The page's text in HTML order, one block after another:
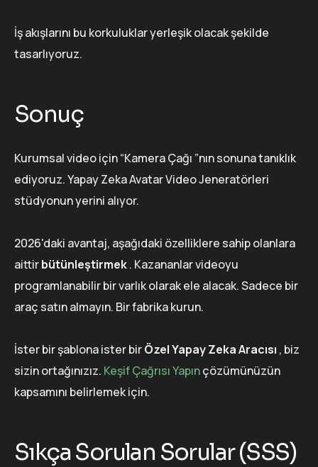
İş akışlarını bu korkuluklar yerleşik olacak şekilde
tasarlıyoruz.
Sonuç
Kurumsal video için “Kamera Çağı ”nın sonuna tanıklık
ediyoruz. Yapay Zeka Avatar Video Jeneratörleri
stüdyonun yerini alıyor.
2026'daki avantaj, aşağıdaki özelliklere sahip olanlara
aittirbütünleştirmek. Kazananlar videoyu
programlanabilir bir varlık olarak ele alacak. Sadece bir
araç satın almayın. Bir fabrika kurun.
İster bir şablona ister birÖzel Yapay Zeka Aracısı , biz
sizin ortağınızız. Keşif Çağrısı Yapınçözümünüzün
kapsamını belirlemek için.
Sıkça Sorulan Sorular (SSS)